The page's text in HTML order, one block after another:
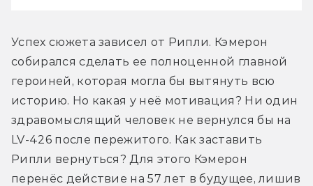
Успех сюжета зависел от Рипли. Кэмерон
собирался сделать ее полноценной главной
героиней, которая могла бы вытянуть всю
историю. Но какая у неё мотивация? Ни один
здравомыслящий человек не вернулся бы на
LV-426 после пережитого. Как заставить
Рипли вернуться? Для этого Кэмерон
перенёс действие на 57 лет в будущее, лишив